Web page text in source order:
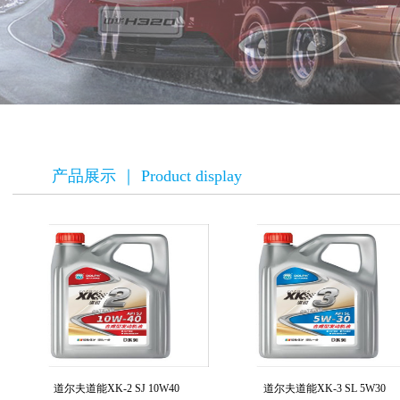
产品展示 ｜ Product display
道尔夫道能XK-2 SJ 10W40 道尔夫道能XK-3 SL 5W30